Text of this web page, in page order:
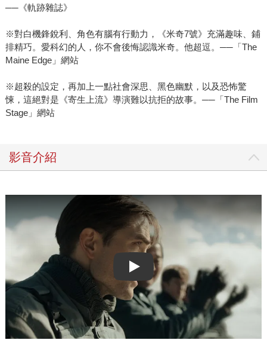
──《軌跡雜誌》
※對白機鋒銳利、角色有腦有行動力，《米奇7號》充滿趣味、鋪
排精巧。愛科幻的人，你不會後悔認識米奇。他超逗。──「The
Maine Edge」網站
※超殺的設定，再加上一點社會深思、黑色幽默，以及恐怖驚
悚，這絕對是《寄生上流》導演難以抗拒的故事。──「The Film
Stage」網站
影音介紹
Play video